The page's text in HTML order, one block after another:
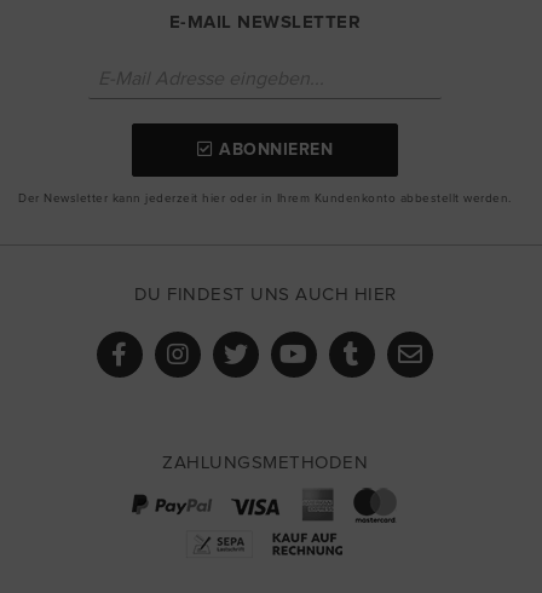
E-MAIL NEWSLETTER
ABONNIEREN
Der Newsletter kann jederzeit hier oder in Ihrem Kundenkonto abbestellt werden.
DU FINDEST UNS AUCH HIER
ZAHLUNGSMETHODEN